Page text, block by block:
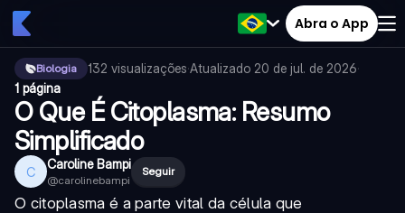
Abra o App
Biologia 132 visualizações·Atualizado 20 de jul. de 2026·
1 página
O Que É Citoplasma: Resumo
Simplificado
C Caroline Bampi
@carolinebampi
Seguir
O citoplasma é a parte vital da célula que